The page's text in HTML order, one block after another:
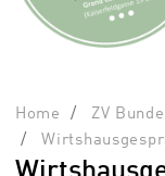
Home ZV